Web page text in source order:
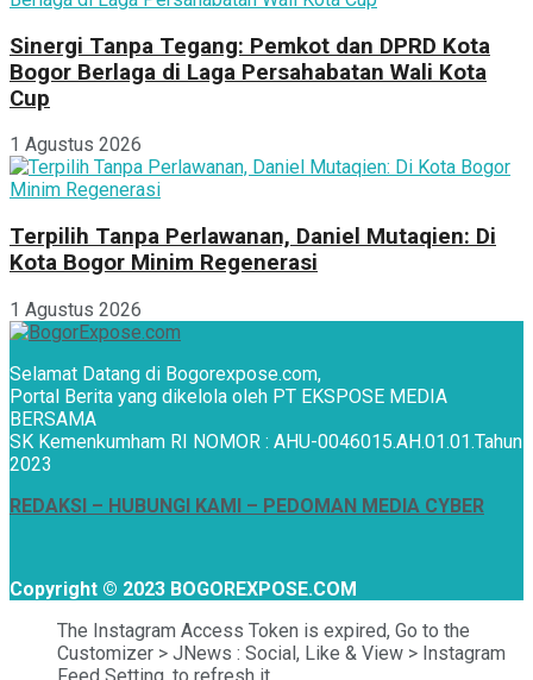
Sinergi Tanpa Tegang: Pemkot dan DPRD Kota
Bogor Berlaga di Laga Persahabatan Wali Kota
Cup
1 Agustus 2026
Terpilih Tanpa Perlawanan, Daniel Mutaqien: Di
Kota Bogor Minim Regenerasi
1 Agustus 2026
Selamat Datang di Bogorexpose.com,
Portal Berita yang dikelola oleh PT EKSPOSE MEDIA
BERSAMA
SK Kemenkumham RI NOMOR : AHU-0046015.AH.01.01.Tahun
2023
REDAKSI – HUBUNGI KAMI – PEDOMAN MEDIA CYBER
Copyright © 2023 BOGOREXPOSE.COM
The Instagram Access Token is expired, Go to the
Customizer > JNews : Social, Like & View > Instagram